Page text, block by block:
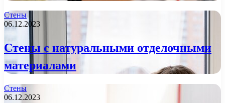
Стены
06.12.2023
Стены с натуральными отделочными
материалами
Стены
06.12.2023